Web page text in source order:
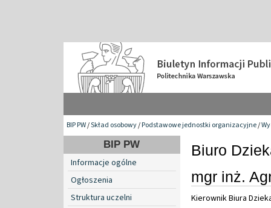
BIP PW/Skład osobowy/Podstawowe jednostki organizacyjne/
BIP PW
Informacje ogólne
Ogłoszenia
Struktura uczelni
Biuro
mgr inż.
Kierownik Biura